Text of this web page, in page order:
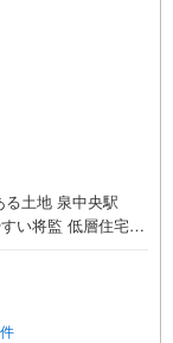
土地 泉中央駅
い将監 低層住宅街
ト》子どもの成長
光を住まいに取り
画を進めやすい将